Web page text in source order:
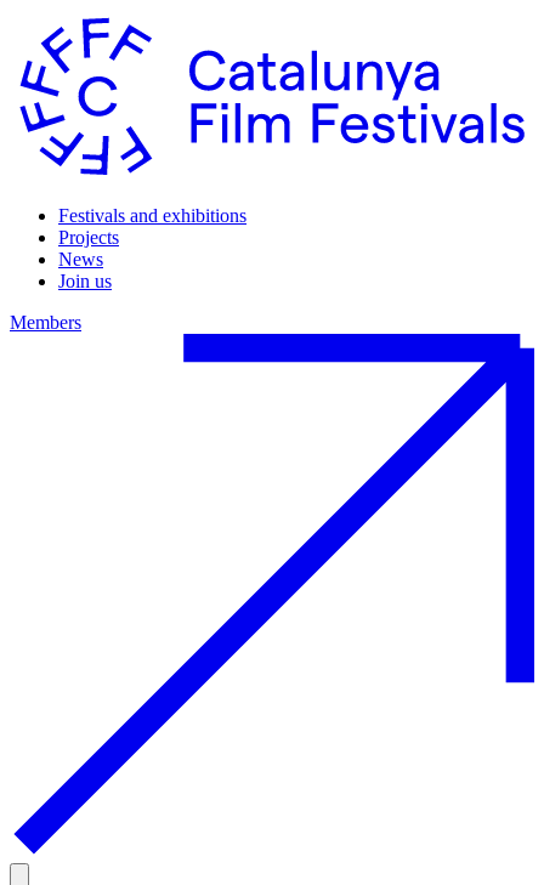
Festivals and exhibitions
Projects
News
Join us
Members